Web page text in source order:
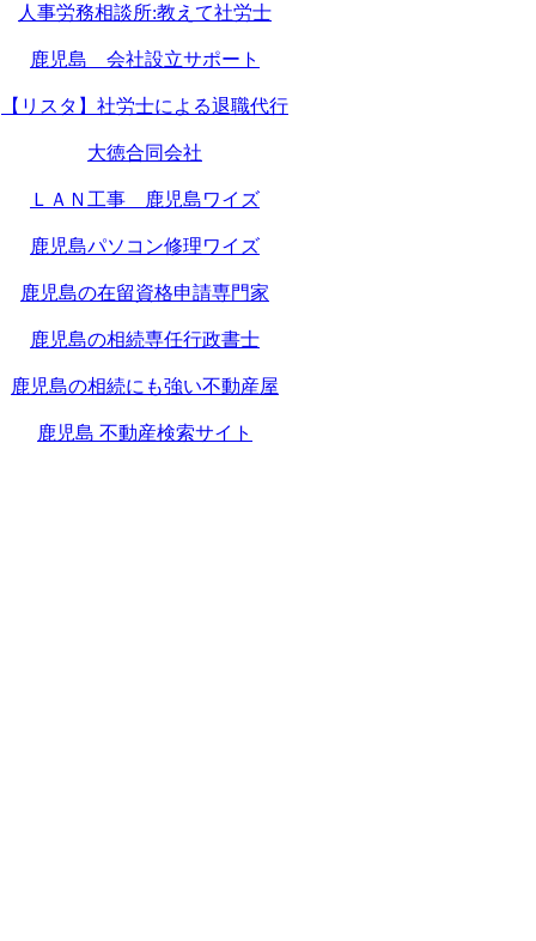
人事労務相談所:教えて社労士
鹿児島 会社設立サポート
【リスタ】社労士による退職代行
大徳合同会社
ＬＡＮ工事 鹿児島ワイズ
鹿児島パソコン修理ワイズ
鹿児島の在留資格申請専門家
鹿児島の相続専任行政書士
鹿児島の相続にも強い不動産屋
鹿児島 不動産検索サイト